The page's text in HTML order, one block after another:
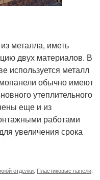
металла, иметь
двух материалов. В
используется металл
обычно имеют
утеплительного
еще и из
работами
увеличения срока
отделки Пластиковые панели